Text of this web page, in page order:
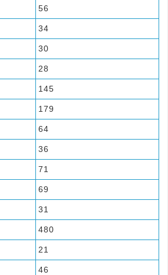
56
34
30
28
145
179
64
36
71
69
31
480
21
46